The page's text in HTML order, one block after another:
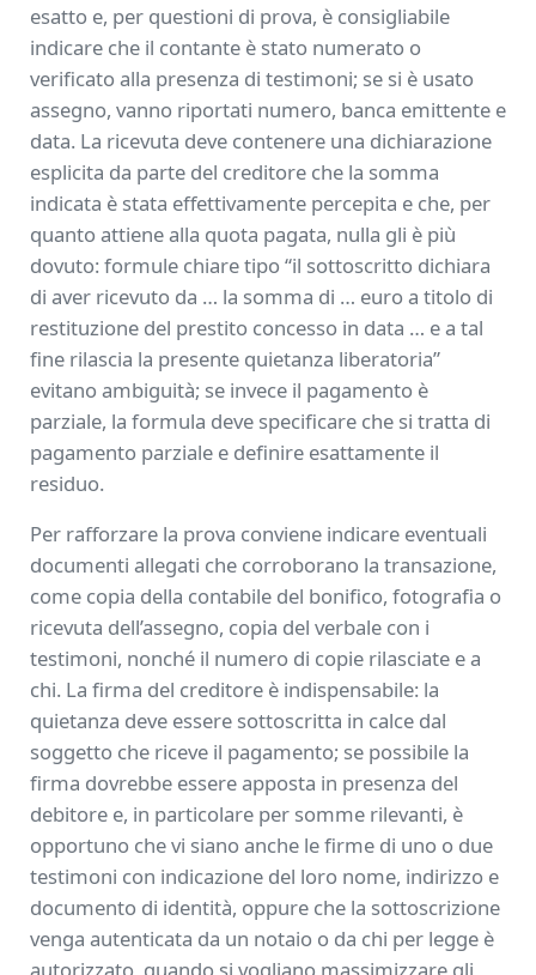
esatto e, per questioni di prova, è consigliabile
indicare che il contante è stato numerato o
verificato alla presenza di testimoni; se si è usato
assegno, vanno riportati numero, banca emittente e
data. La ricevuta deve contenere una dichiarazione
esplicita da parte del creditore che la somma
indicata è stata effettivamente percepita e che, per
quanto attiene alla quota pagata, nulla gli è più
dovuto: formule chiare tipo “il sottoscritto dichiara
di aver ricevuto da … la somma di … euro a titolo di
restituzione del prestito concesso in data … e a tal
fine rilascia la presente quietanza liberatoria”
evitano ambiguità; se invece il pagamento è
parziale, la formula deve specificare che si tratta di
pagamento parziale e definire esattamente il
residuo.
Per rafforzare la prova conviene indicare eventuali
documenti allegati che corroborano la transazione,
come copia della contabile del bonifico, fotografia o
ricevuta dell’assegno, copia del verbale con i
testimoni, nonché il numero di copie rilasciate e a
chi. La firma del creditore è indispensabile: la
quietanza deve essere sottoscritta in calce dal
soggetto che riceve il pagamento; se possibile la
firma dovrebbe essere apposta in presenza del
debitore e, in particolare per somme rilevanti, è
opportuno che vi siano anche le firme di uno o due
testimoni con indicazione del loro nome, indirizzo e
documento di identità, oppure che la sottoscrizione
venga autenticata da un notaio o da chi per legge è
autorizzato, quando si vogliano massimizzare gli